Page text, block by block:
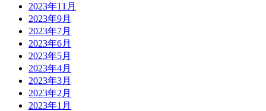
2023年11月
2023年9月
2023年7月
2023年6月
2023年5月
2023年4月
2023年3月
2023年2月
2023年1月